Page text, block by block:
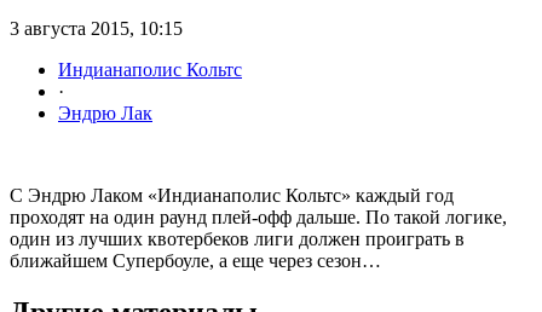
3 августа 2015, 10:15
Индианаполис Кольтс
·
Эндрю Лак
С Эндрю Лаком «Индианаполис Кольтс» каждый год
проходят на один раунд плей-офф дальше. По такой логике,
один из лучших квотербеков лиги должен проиграть в
ближайшем Супербоуле, а еще через сезон…